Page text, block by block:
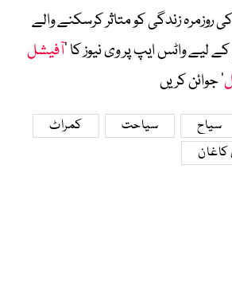
روزمرہ زندگی کو متاثر کرسکنے والے
لیے واٹس ایپ پر وی نیوز کا ’آفیشل
‘ جوائن کریں
سیاح سیاحت
کمراٹ
کاغان